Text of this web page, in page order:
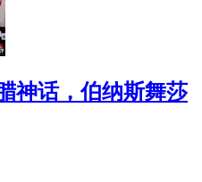
神话，伯纳斯舞莎